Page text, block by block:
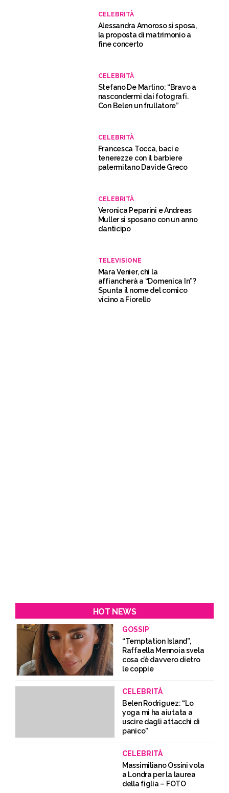
CELEBRITÀ
Alessandra Amoroso si sposa,
la proposta di matrimonio a
fine concerto
CELEBRITÀ
Stefano De Martino: “Bravo a
nascondermi dai fotografi.
Con Belen un frullatore”
CELEBRITÀ
Francesca Tocca, baci e
tenerezze con il barbiere
palermitano Davide Greco
CELEBRITÀ
Veronica Peparini e Andreas
Muller si sposano con un anno
d’anticipo
TELEVISIONE
Mara Venier, chi la
affiancherà a “Domenica In”?
Spunta il nome del comico
vicino a Fiorello
HOT NEWS
GOSSIP
“Temptation Island”,
Raffaella Mennoia svela
cosa c’è davvero dietro
le coppie
CELEBRITÀ
Belen Rodriguez: “Lo
yoga mi ha aiutata a
uscire dagli attacchi di
panico”
CELEBRITÀ
Massimiliano Ossini vola
a Londra per la laurea
della figlia – FOTO